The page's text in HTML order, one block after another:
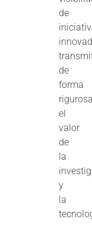
de
de
forma
el
valor
de
la
y
la